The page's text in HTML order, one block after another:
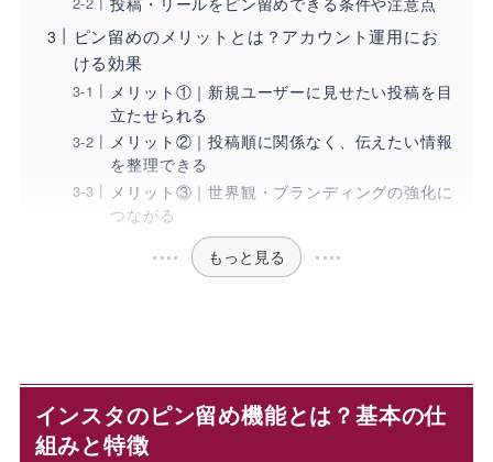
ピン留めのメリットとは？アカウント運用にお
ける効果
メリット①｜新規ユーザーに見せたい投稿を目
立たせられる
メリット②｜投稿順に関係なく、伝えたい情報
を整理できる
メリット③｜世界観・ブランディングの強化に
つながる
もっと見る
インスタのピン留め機能とは？基本の仕
組みと特徴